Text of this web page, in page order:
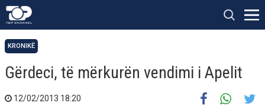
KRONIKË
Gërdeci, të mërkurën vendimi i Apelit
12/02/2013 18:20